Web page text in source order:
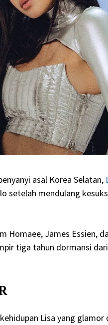
asal Korea Selatan,
setelah mendulang
Homaee, James Essien,
tiga tahun dormansi
Lisa yang